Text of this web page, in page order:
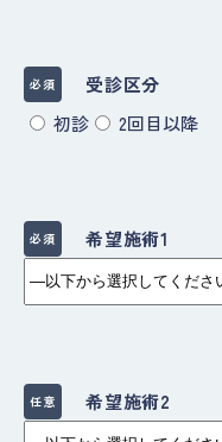
必須
受診区分
初診
2回目以降
必須 希望施術1
任意 希望施術2